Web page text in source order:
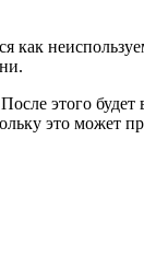
как
этого
это может